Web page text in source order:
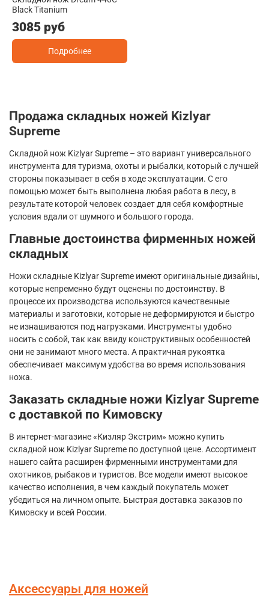
Black Titanium
3085 руб
Подробнее
Продажа складных ножей Kizlyar
Supreme
Складной нож KizlyarSupreme – это вариант универсального
инструмента для туризма, охоты и рыбалки, который с лучшей
стороны показывает в себя в ходе эксплуатации. С его
помощью может быть выполнена любая работа в лесу, в
результате которой человек создает для себя комфортные
условия вдали от шумного и большого города.
Главные достоинства фирменных ножей
складных
Ножи складные KizlyarSupreme имеют оригинальные дизайны,
которые непременно будут оценены по достоинству. В
процессе их производства используются качественные
материалы и заготовки, которые не деформируются и быстро
не изнашиваются под нагрузками. Инструменты удобно
носить с собой, так как ввиду конструктивных особенностей
они не занимают много места. А практичная рукоятка
обеспечивает максимум удобства во время использования
ножа.
Заказать складные ножи Kizlyar Supreme
с доставкой по Кимовску
В интернет-магазине «Кизляр Экстрим» можно купить
складной нож KizlyarSupreme по доступной цене. Ассортимент
нашего сайта расширен фирменными инструментами для
охотников, рыбаков и туристов. Все модели имеют высокое
качество исполнения, в чем каждый покупатель может
убедиться на личном опыте. Быстрая доставка заказов по
Кимовску и всей России.
Аксессуары для ножей